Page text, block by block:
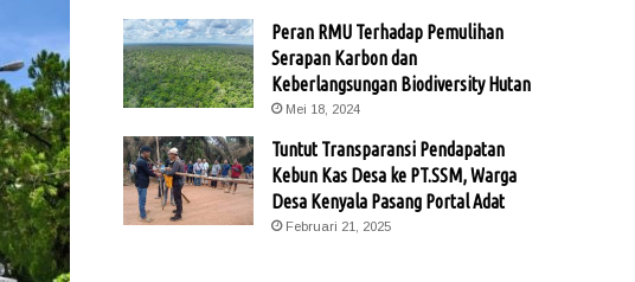
Peran RMU Terhadap Pemulihan
Serapan Karbon dan
Keberlangsungan Biodiversity Hutan
Mei 18, 2024
Tuntut Transparansi Pendapatan
Kebun Kas Desa ke PT.SSM, Warga
Desa Kenyala Pasang Portal Adat
Februari 21, 2025